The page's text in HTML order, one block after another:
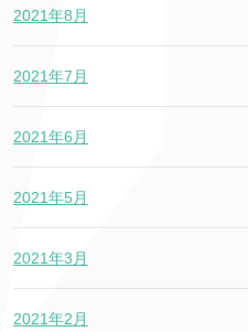
2021年8月
2021年7月
2021年6月
2021年5月
2021年3月
2021年2月